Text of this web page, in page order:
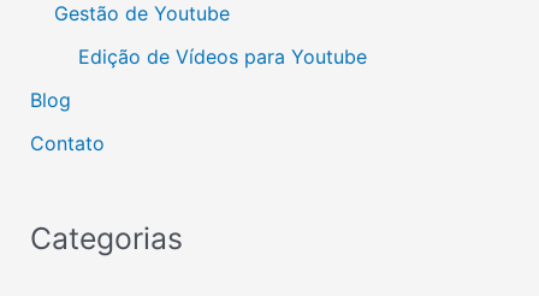
Gestão de Youtube
Edição de Vídeos para Youtube
Blog
Contato
Categorias